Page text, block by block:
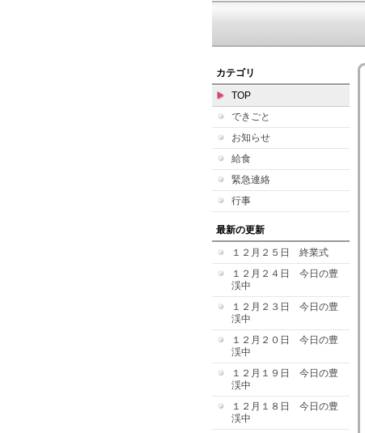
カテゴリ
TOP
できごと
お知らせ
給食
緊急連絡
行事
最新の更新
１２月２５日 終業式
１２月２４日 今日の豊
渓中
１２月２３日 今日の豊
渓中
１２月２０日 今日の豊
渓中
１２月１９日 今日の豊
渓中
１２月１８日 今日の豊
渓中